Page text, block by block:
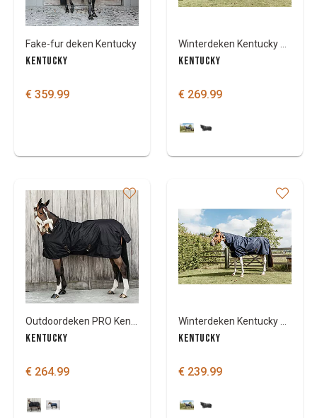
Fake-fur deken Kentucky
KENTUCKY
€ 359.99
KENTUCKY
€ 269.99
KENTUCKY
€ 264.99
KENTUCKY
€ 239.99